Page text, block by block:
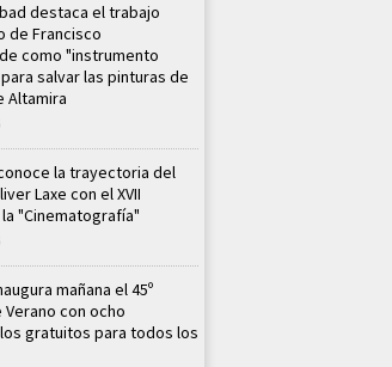
destaca el trabajo
de Francisco
como "instrumento
salvar las pinturas de
Altamira
la trayectoria del
Laxe con el XVII
"Cinematografía"
mañana el 45º
con ocho
gratuitos para todos los